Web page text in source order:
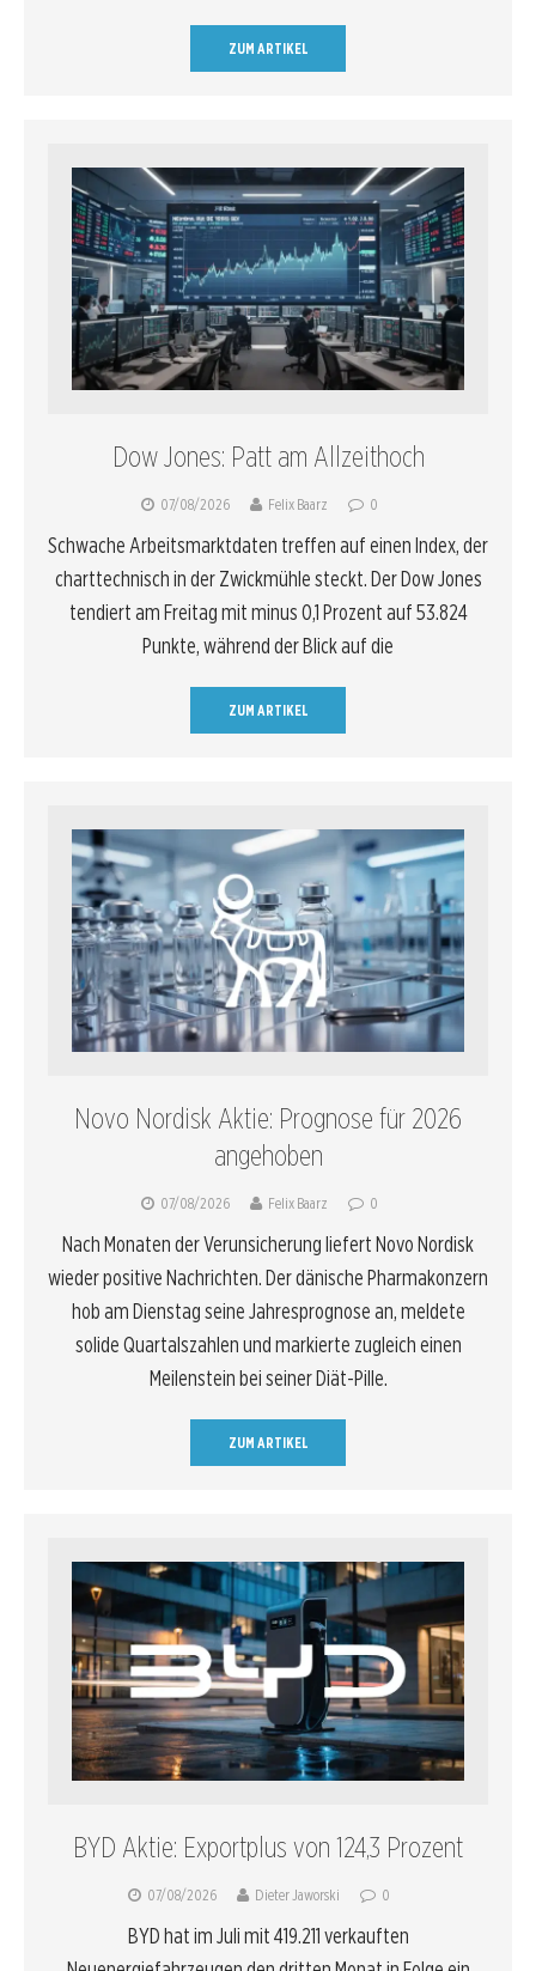
ZUM ARTIKEL
Dow Jones: Patt am Allzeithoch
07/08/2026 Felix Baarz 0
Schwache Arbeitsmarktdaten treffen auf einen Index, der
charttechnisch in der Zwickmühle steckt. Der Dow Jones
tendiert am Freitag mit minus 0,1 Prozent auf 53.824
Punkte, während der Blick auf die
ZUM ARTIKEL
Novo Nordisk Aktie: Prognose für 2026
angehoben
07/08/2026 Felix Baarz 0
Nach Monaten der Verunsicherung liefert Novo Nordisk
wieder positive Nachrichten. Der dänische Pharmakonzern
hob am Dienstag seine Jahresprognose an, meldete
solide Quartalszahlen und markierte zugleich einen
Meilenstein bei seiner Diät-Pille.
ZUM ARTIKEL
BYD Aktie: Exportplus von 124,3 Prozent
07/08/2026 Dieter Jaworski 0
BYD hat im Juli mit 419.211 verkauften